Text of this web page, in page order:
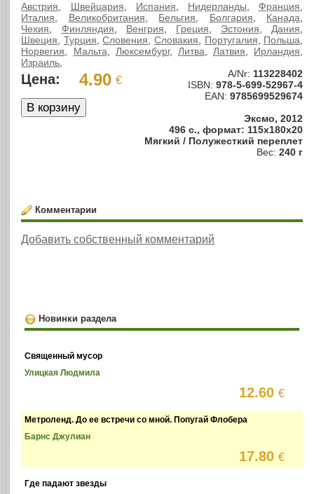
Австрия Швейцария Испания Нидерланды ,Франция
Италия
Великобритания Бельгия Болгария Канада
Чехия
Финляндия Венгрия Греция Эстония Дания
Швеция
Турция ,Словения Словакия Португалия Польша
Норвегия
Мальта Люксембург, Литва Латвия Ирландия
Израиль
Цена: 4.90 € A/Nr: 113228402
ISBN: 978-5-699-52967-4
EAN: 9785699529674
Эксмо, 2012
496 с., формат: 115x180x20
Мягкий / Полужесткий переплет
Вес: 240 г
Комментарии
Добавить собственный комментарий
Новинки раздела
Священный мусор
Улицкая Людмила
12.60€
Метроленд. До ее встречи со мной. Попугай Флобера
Барнс Джулиан
17.80€
Где падают звезды